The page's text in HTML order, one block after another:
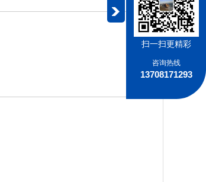
扫一扫更精彩
咨询热线
13708171293